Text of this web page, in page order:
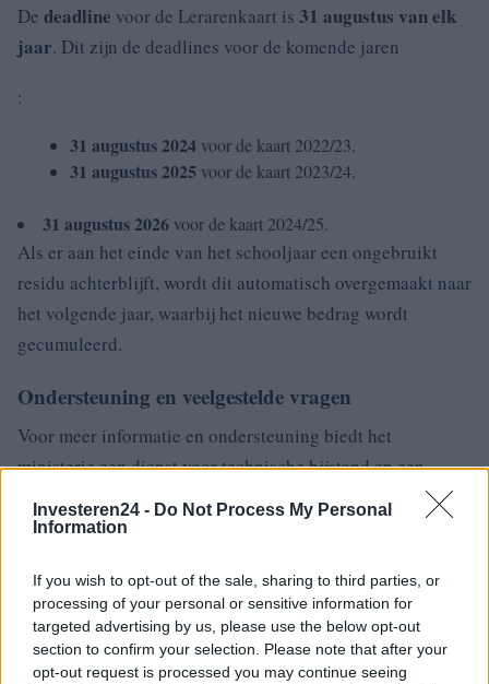
Investeren24 - Do Not Process My Personal
Information
If you wish to opt-out of the sale, sharing to third parties, or
processing of your personal or sensitive information for
targeted advertising by us, please use the below opt-out
section to confirm your selection. Please note that after your
opt-out request is processed you may continue seeing
De deadline voor de Lerarenkaart is 31 augustus van elk
jaar. Dit zijn de deadlines voor de komende jaren
:
31 augustus 2024 voor de kaart 2022/23.
31 augustus 2025 voor de kaart 2023/24.
31 augustus 2026 voor de kaart 2024/25.
Als er aan het einde van het schooljaar een ongebruikt
residu achterblijft, wordt dit automatisch overgemaakt naar
het volgende jaar, waarbij het nieuwe bedrag wordt
gecumuleerd.
Ondersteuning en veelgestelde vragen
Voor meer informatie en ondersteuning biedt het
ministerie een dienst voor technische bijstand en een
sectie met veelgestelde vragen op de officiële website van
het Teacher’s Charter. Als u technische problemen of
Bel het ondersteuningsnummer(080-926 7603),
bereikbaar van maandag tot en met vrijdag van 14:00 tot
18:00 uur.